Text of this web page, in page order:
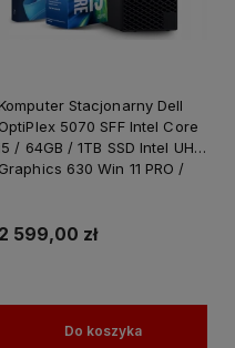
Komputer Stacjonarny Dell
OptiPlex 5070 SFF Intel Core
i5 / 64GB / 1TB SSD Intel UHD
Graphics 630 Win 11 PRO /
2 599,00 zł
Do koszyka